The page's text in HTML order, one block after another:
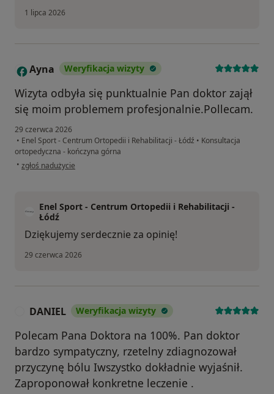
1 lipca 2026
A Ayna Weryfikacja wizyty
Wizyta odbyła się punktualnie Pan doktor zajął
się moim problemem profesjonalnie.Pollecam.
29 czerwca 2026
• Enel Sport - Centrum Ortopedii i Rehabilitacji - Łódź • Konsultacja
ortopedyczna - kończyna górna
• w opinii użytkownika Ayna
zgłoś nadużycie
Enel Sport - Centrum Ortopedii i Rehabilitacji -
Łódź
Dziękujemy serdecznie za opinię!
29 czerwca 2026
DANIEL Weryfikacja wizyty
Polecam Pana Doktora na 100%. Pan doktor
bardzo sympatyczny, rzetelny zdiagnozował
przyczynę bólu Iwszystko dokładnie wyjaśnił.
Zaproponował konkretne leczenie .